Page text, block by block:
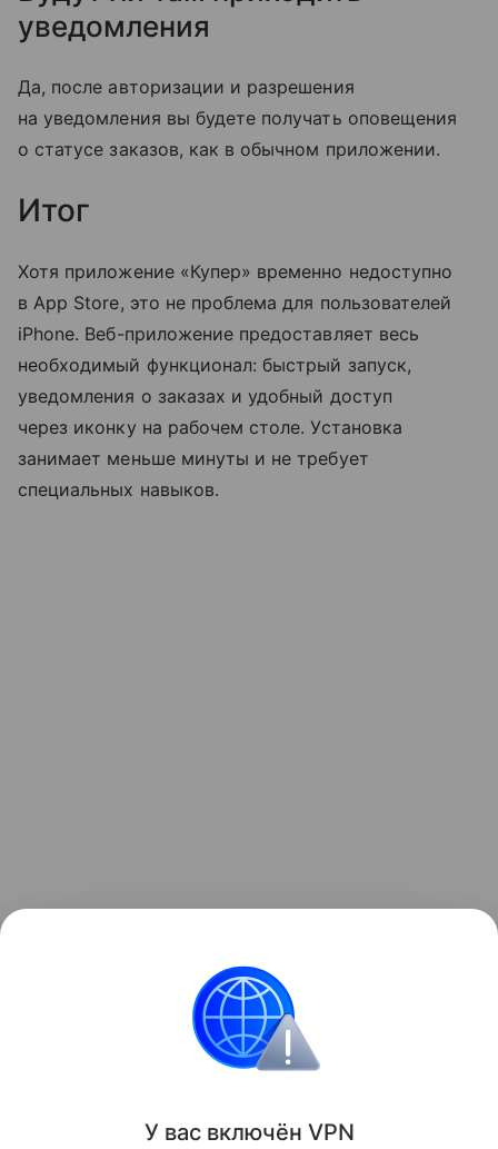
уведомления
Да, после авторизации и разрешения
на уведомления вы будете получать оповещения
о статусе заказов, как в обычном приложении.
Итог
Хотя приложение «Купер» временно недоступно
в App Store, это не проблема для пользователей
iPhone. Веб-приложение предоставляет весь
необходимый функционал: быстрый запуск,
уведомления о заказах и удобный доступ
через иконку на рабочем столе. Установка
занимает меньше минуты и не требует
специальных навыков.
Просто откройте Safari, перейдите на web.kuper.ru,
добавьте сайт на экран «Домой» — и вы снова
можете заказывать доставку с «Купером» в один
Поделиться
У вас включён VPN